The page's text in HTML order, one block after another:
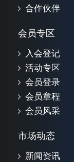
合作伙伴
会员专区
入会登记
活动专区
会员登录
会员章程
会员风采
市场动态
新闻资讯